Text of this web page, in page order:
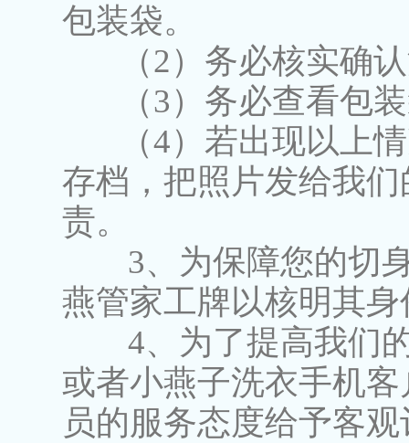
包装袋。
（2）务必核实确认
（3）务必查看包装
（4）若出现以上情
存档，把照片发给我
责。
3、为保障您的切身
燕管家工牌以核明其
4、为了提高我们的
或者小燕子洗衣手机
员的服务态度给予客